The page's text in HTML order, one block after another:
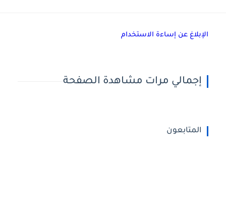
الإبلاغ عن إساءة الاستخدام
إجمالي مرات مشاهدة الصفحة
المتابعون